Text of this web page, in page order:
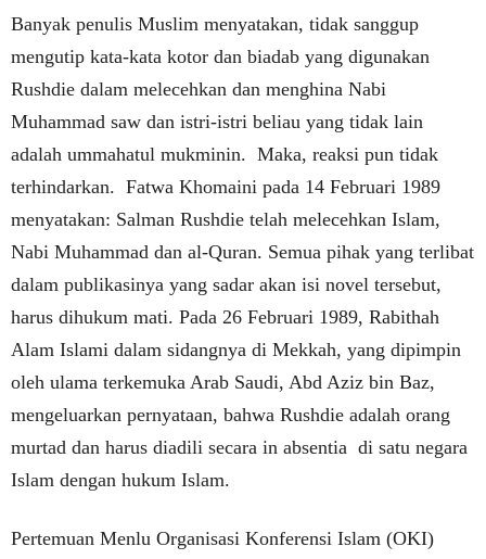
Banyak penulis Muslim menyatakan, tidak sanggup
mengutip kata-kata kotor dan biadab yang digunakan
Rushdie dalam melecehkan dan menghina Nabi
Muhammad saw dan istri-istri beliau yang tidak lain
adalah ummahatul mukminin. Maka, reaksi pun tidak
terhindarkan. Fatwa Khomaini pada 14 Februari 1989
menyatakan: Salman Rushdie telah melecehkan Islam,
Nabi Muhammad dan al-Quran. Semua pihak yang terlibat
dalam publikasinya yang sadar akan isi novel tersebut,
harus dihukum mati. Pada 26 Februari 1989, Rabithah
Alam Islami dalam sidangnya di Mekkah, yang dipimpin
oleh ulama terkemuka Arab Saudi, Abd Aziz bin Baz,
mengeluarkan pernyataan, bahwa Rushdie adalah orang
murtad dan harus diadili secara in absentia di satu negara
Islam dengan hukum Islam.
Pertemuan Menlu Organisasi Konferensi Islam (OKI)